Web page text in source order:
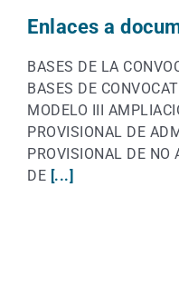
Enlaces a
BASES DE LA
BASES DE
MODELO III
PROVISIONAL DE
PROVISIONAL DE
DE [...]